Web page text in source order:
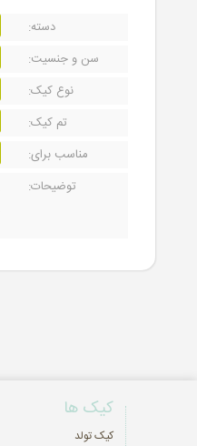
دسته:
سن و جنسیت:
نوع کیک:
تم کیک:
مناسب برای:
توضیحات:
کیک ها
کیک تولد